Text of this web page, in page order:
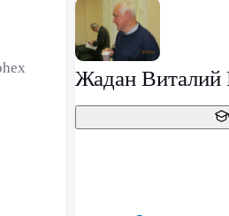
Жадан Виталий